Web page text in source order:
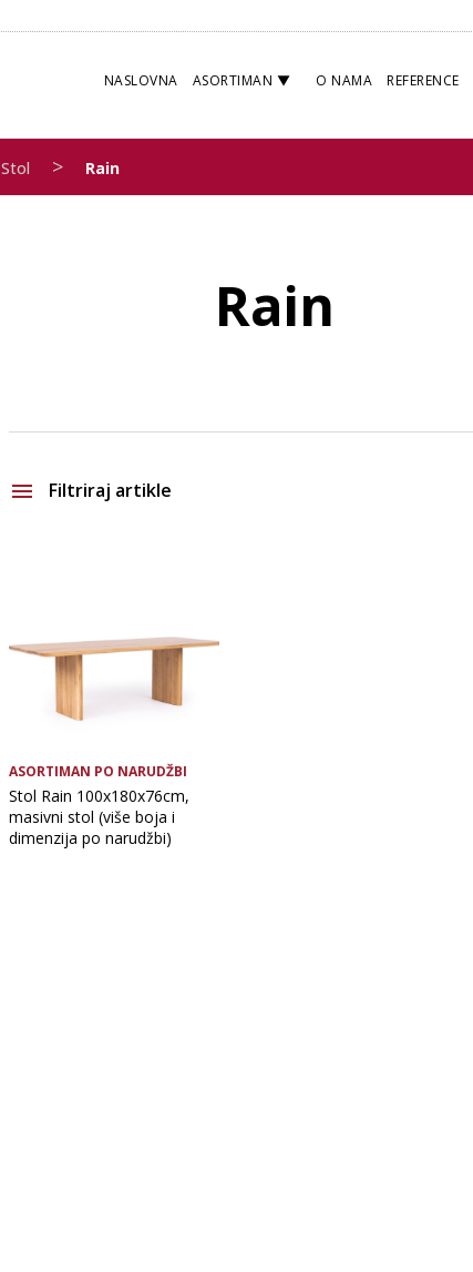
NASLOVNA ASORTIMAN O NAMA REFERENCE
Stol > Rain
Rain
Filtriraj artikle
ASORTIMAN PO NARUDŽBI
Stol Rain 100x180x76cm,
masivni stol (više boja i
dimenzija po narudžbi)